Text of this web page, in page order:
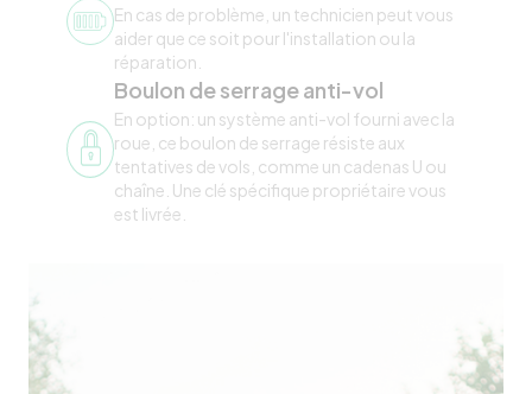
En cas de problème, un technicien peut vous
aider que ce soit pour l'installation ou la
réparation.
Boulon de serrage anti-vol
En option: un système anti-vol fourni avec la
roue, ce boulon de serrage résiste aux
tentatives de vols, comme un cadenas U ou
chaîne. Une clé spécifique propriétaire vous
est livrée.